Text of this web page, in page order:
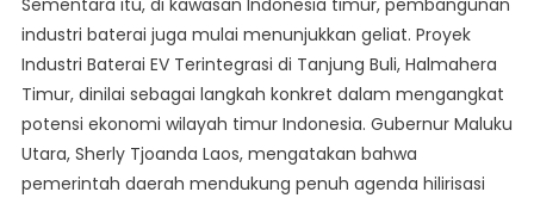
Sementara itu, di kawasan Indonesia timur, pembangunan
industri baterai juga mulai menunjukkan geliat. Proyek
Industri Baterai EV Terintegrasi di Tanjung Buli, Halmahera
Timur, dinilai sebagai langkah konkret dalam mengangkat
potensi ekonomi wilayah timur Indonesia. Gubernur Maluku
Utara, Sherly Tjoanda Laos, mengatakan bahwa
pemerintah daerah mendukung penuh agenda hilirisasi